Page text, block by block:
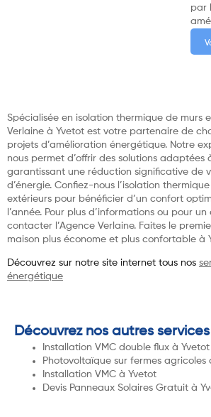
par
Spécialisée en isolation thermique de murs
Verlaine à Yvetot est votre partenaire de
projets d’amélioration énergétique. Notre
nous permet d’offrir des solutions adaptées
garantissant une réduction significative de
d’énergie. Confiez-nous l’isolation
extérieurs pour bénéficier d’un confort
l’année. Pour plus d’informations ou pour
contacter l’Agence Verlaine. Faites le
maison plus économe et plus confortable à
Découvrez sur notre site internet tous nos
énergétique
Découvrez nos autres
Installation VMC double flux à Yvetot
Photovoltaïque sur fermes agricoles
Installation VMC à Yvetot
Devis Panneaux Solaires Gratuit à